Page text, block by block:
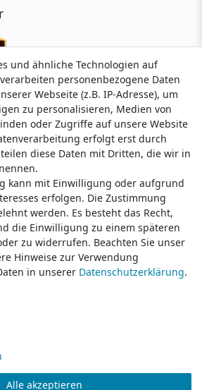
Sie einen Rückruf?
Sie uns:
5 Verkaufs- und 3 Bewertungsplattformen
und ähnliche Technologien auf
personenbezogene Daten
Webseite (z.B. IP-Adresse), um
zu personalisieren, Medien von
oder Zugriffe auf unsere Website
erfolgt erst durch
diese Daten mit Dritten, die wir in
kann mit Einwilligung oder aufgrund
erfolgen. Die Zustimmung
werden. Es besteht das Recht,
die Einwilligung zu einem späteren
zu widerrufen. Beachten Sie unser
Hinweise zur Verwendung
in unserer Daten­schutz­erklärung.
Alle akzeptieren
und ähnliche Technologien auf
personenbezogene Daten
Webseite (z.B. IP-Adresse), um
zu personalisieren, Medien von
oder Zugriffe auf unsere Website
erfolgt erst durch
diese Daten mit Dritten, die wir in
kann mit Einwilligung oder aufgrund
erfolgen. Die Zustimmung
werden. Es besteht das Recht,
die Einwilligung zu einem späteren
zu widerrufen. Beachten Sie unser
Hinweise zur Verwendung
in unserer Daten­schutz­erklärung.
Alle akzeptieren